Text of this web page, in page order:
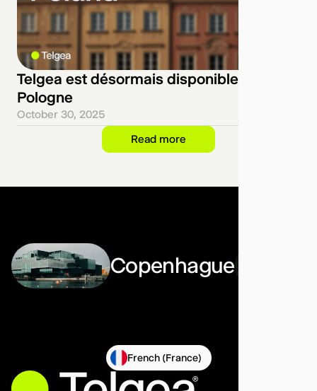
Telgea est désormais disponible en
Pologne
October 30, 2025
Read more
Copenhague
French (France)